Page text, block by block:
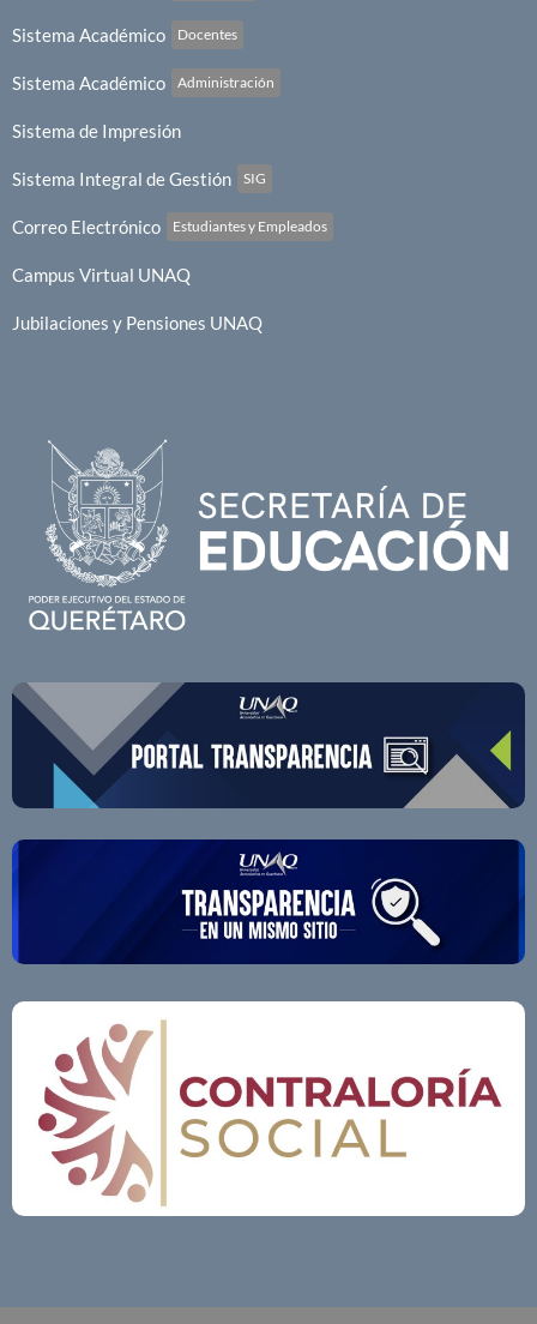
Sistema Académico Docentes
Sistema Académico Administración
Sistema de Impresión
Sistema Integral de Gestión SIG
Correo Electrónico Estudiantes y Empleados
Campus Virtual UNAQ
Jubilaciones y Pensiones UNAQ